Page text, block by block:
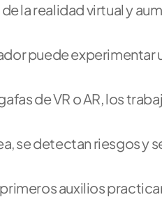
la realidad virtual y
puede experimentar
de VR o AR, los
se detectan riesgos y
auxilios